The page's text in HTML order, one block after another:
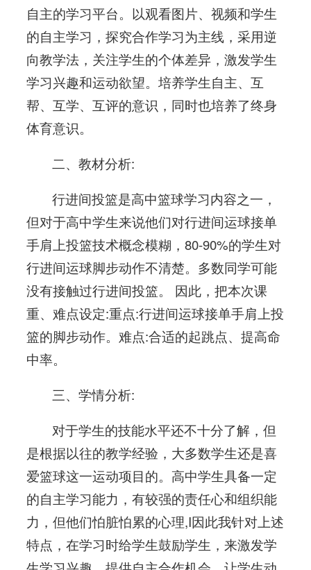
自主的学习平台。以观看图片、视频和学生
的自主学习，探究合作学习为主线，采用逆
向教学法，关注学生的个体差异，激发学生
学习兴趣和运动欲望。培养学生自主、互
帮、互学、互评的意识，同时也培养了终身
体育意识。
二、教材分析:
行进间投篮是高中篮球学习内容之一，
但对于高中学生来说他们对行进间运球接单
手肩上投篮技术概念模糊，80-90%的学生对
行进间运球脚步动作不清楚。多数同学可能
没有接触过行进间投篮。 因此，把本次课
重、难点设定:重点:行进间运球接单手肩上投
篮的脚步动作。难点:合适的起跳点、提高命
中率。
三、学情分析:
对于学生的技能水平还不十分了解，但
是根据以往的教学经验，大多数学生还是喜
爱篮球这一运动项目的。高中学生具备一定
的自主学习能力，有较强的责任心和组织能
力，但他们怕脏怕累的心理,I因此我针对上述
特点，在学习时给学生鼓励学生，来激发学